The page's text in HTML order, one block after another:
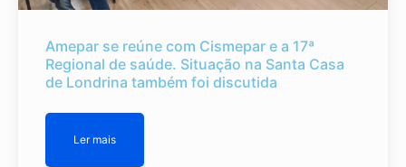
Amepar se reúne com Cismepar e a 17ª
Regional de saúde. Situação na Santa Casa
de Londrina também foi discutida
Ler mais